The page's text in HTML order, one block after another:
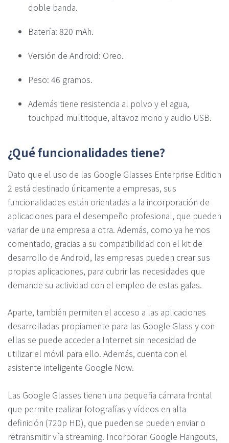
doble banda.
Batería: 820 mAh.
Versión de Android: Oreo.
Peso: 46 gramos.
Además tiene resistencia al polvo y el agua,
touchpad multitoque, altavoz mono y audio USB.
¿Qué funcionalidades tiene?
Dato que el uso de las Google Glasses Enterprise Edition
2 está destinado únicamente a empresas, sus
funcionalidades están orientadas a la incorporación de
aplicaciones para el desempeño profesional, que pueden
variar de una empresa a otra. Además, como ya hemos
comentado, gracias a su compatibilidad con el kit de
desarrollo de Android, las empresas pueden crear sus
propias aplicaciones, para cubrir las necesidades que
demande su actividad con el empleo de estas gafas.
Aparte, también permiten el acceso a las aplicaciones
desarrolladas propiamente para las Google Glass y con
ellas se puede acceder a Internet sin necesidad de
utilizar el móvil para ello. Además, cuenta con el
asistente inteligente Google Now.
Las Google Glasses tienen una pequeña cámara frontal
que permite realizar fotografías y vídeos en alta
definición (720p HD), que pueden se pueden enviar o
retransmitir vía streaming. Incorporan Google Hangouts,